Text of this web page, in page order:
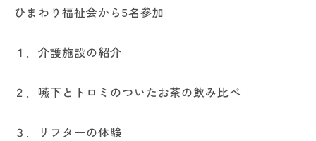
ひまわり福祉会から5名参加
１．介護施設の紹介
２．嚥下とトロミのついたお茶の飲み比べ
３．リフターの体験